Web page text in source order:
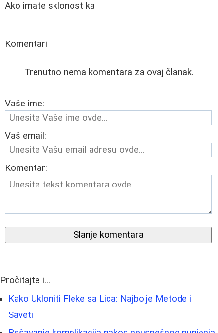
Ako imate sklonost ka
Komentari
Trenutno nema komentara za ovaj članak.
Vaše ime:
Vaš email:
Komentar:
Slanje komentara
Pročitajte i...
Kako Ukloniti Fleke sa Lica: Najbolje Metode i
Saveti